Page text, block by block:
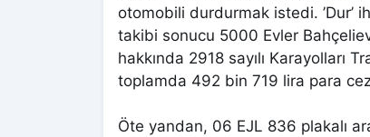
otomobili durdurmak istedi. ’Dur’
takibi sonucu 5000 Evler
hakkında 2918 sayılı Karayolları
toplamda 492 bin 719 lira para
Öte yandan, 06 EJL 836 plakalı